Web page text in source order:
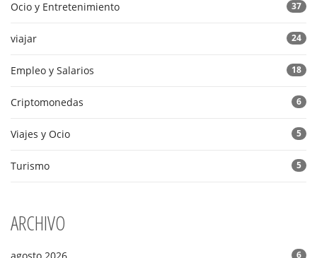
Ocio y Entretenimiento 37
viajar 24
Empleo y Salarios 18
Criptomonedas 6
Viajes y Ocio 5
Turismo 5
ARCHIVO
6